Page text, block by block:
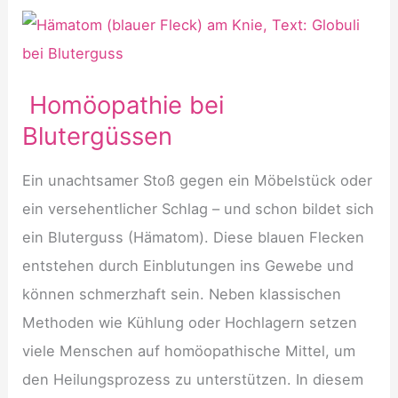
Globuli
bei
Homöopathie bei
Blutergüssen
Ein unachtsamer Stoß gegen ein Möbelstück oder
ein versehentlicher Schlag – und schon bildet sich
ein Bluterguss (Hämatom). Diese blauen Flecken
entstehen durch Einblutungen ins Gewebe und
können schmerzhaft sein. Neben klassischen
Methoden wie Kühlung oder Hochlagern setzen
viele Menschen auf homöopathische Mittel, um
den Heilungsprozess zu unterstützen. In diesem